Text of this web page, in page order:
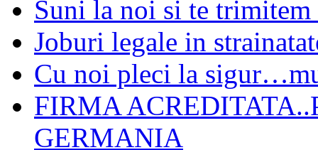
Suni la noi si te
Joburi legale in
Cu noi pleci la
FIRMA
GERMANIA